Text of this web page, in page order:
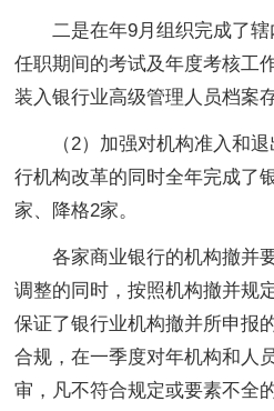
二是在年9月组织完成了
任职期间的考试及年度考核工
装入银行业高级管理人员档案存
（2）加强对机构准入和
行机构改革的同时全年完成了
家、降格2家。
各家商业银行的机构撤并
调整的同时，按照机构撤并规
保证了银行业机构撤并所申报
合规，在一季度对年机构和人
审，凡不符合规定或要素不全